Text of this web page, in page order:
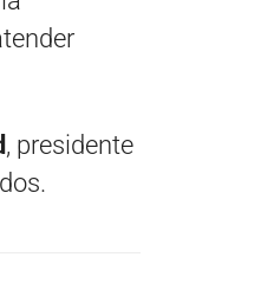
, presidente